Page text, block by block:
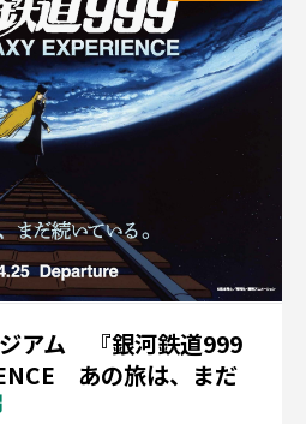
アム 『銀河鉄道999
あの旅は、まだ